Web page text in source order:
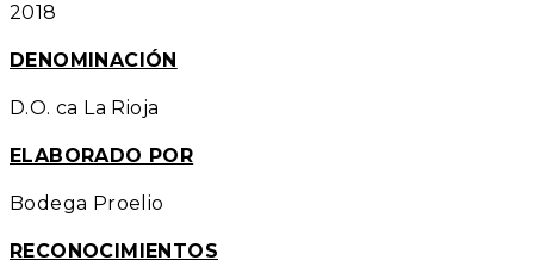
2018
DENOMINACIÓN
D.O. ca La Rioja
ELABORADO POR
Bodega Proelio
RECONOCIMIENTOS